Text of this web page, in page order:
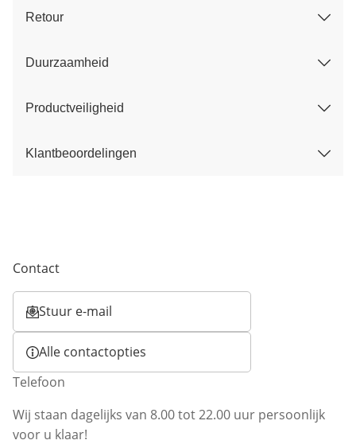
Retour
Duurzaamheid
Productveiligheid
Klantbeoordelingen
Contact
Stuur e-mail
Opent e-mailclient
Alle contactopties
Telefoon
Wij staan dagelijks van 8.00 tot 22.00 uur persoonlijk
voor u klaar!